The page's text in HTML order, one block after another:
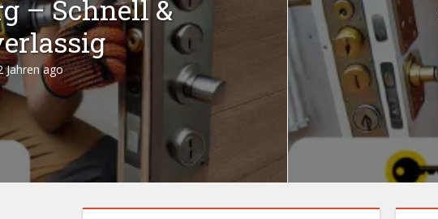
– Schnell &
Jahren ago